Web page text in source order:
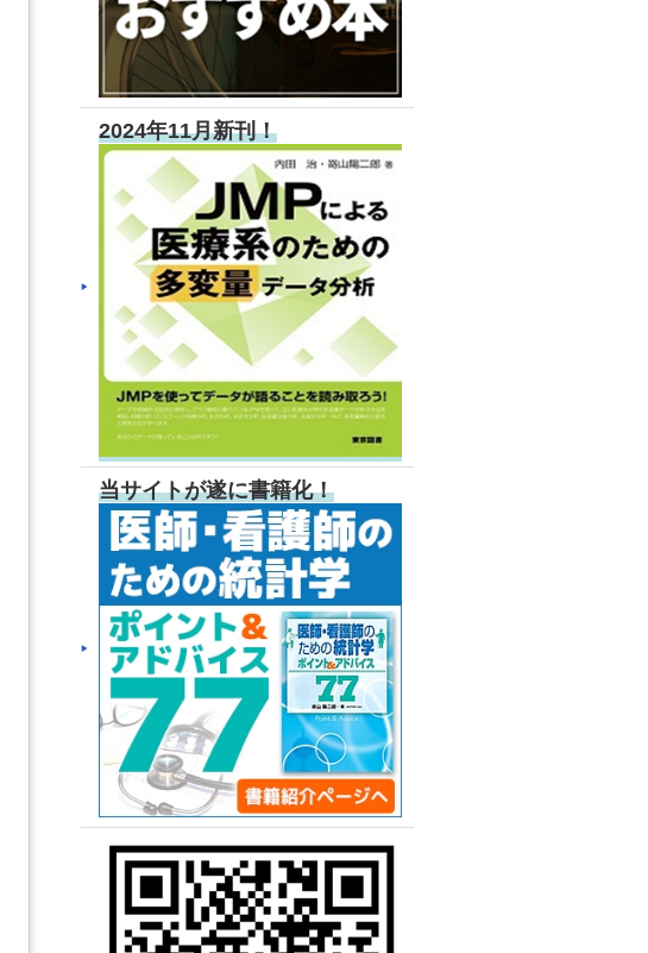
2024年11月新刊！
当サイトが遂に書籍化！